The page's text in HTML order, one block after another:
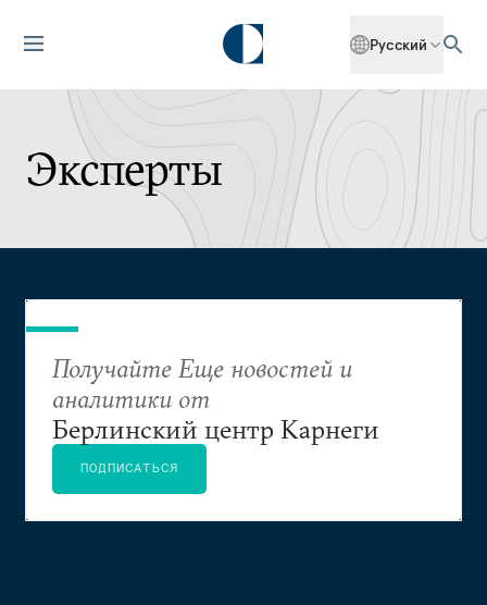
Русский
Эксперты
Получайте Еще новостей и
аналитики от
Берлинский центр Карнеги
ПОДПИСАТЬСЯ